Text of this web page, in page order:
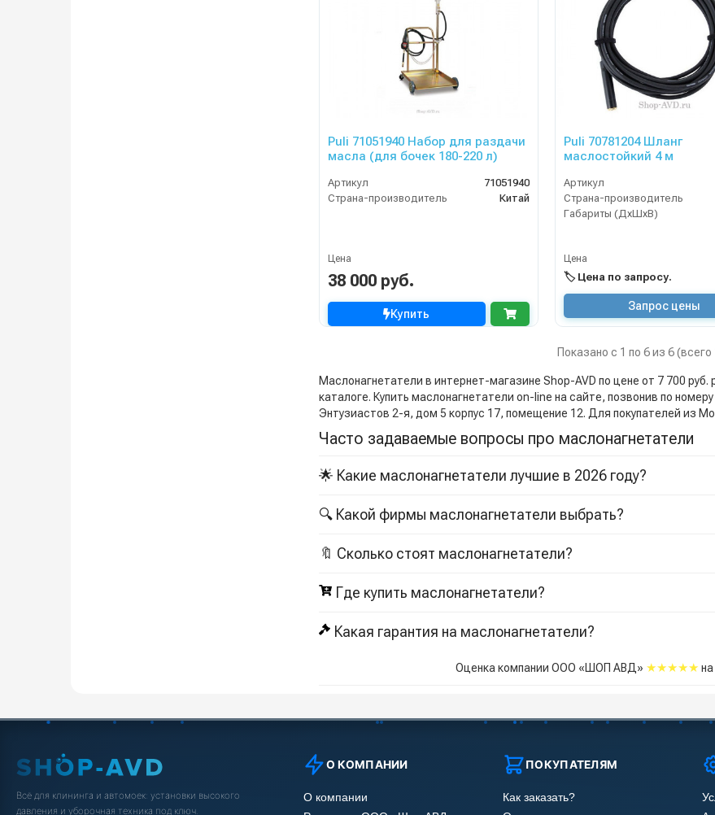
Puli 71051940 Набор для раздачи
масла (для бочек 180-220 л)
Артикул
71051940
Страна-производитель
Китай
Цена
38 000 руб.
Купить
Puli 70781204 Шланг
маслостойкий 4 м
Артикул
Страна-производитель
Габариты (ДхШхВ)
Цена
🏷️ Цена по запросу.
Запрос цены
Показано с 1 по 6 из 6
Маслонагнетатели в интернет-магазине Shop-AVD по цене от 7 700 руб.
каталоге. Купить маслонагнетатели on-line на сайте, позвонив по
Энтузиастов 2-я, дом 5 корпус 17, помещение 12. Для покупателей из
Часто задаваемые вопросы про маслонагнетатели
🌟 Какие маслонагнетатели лучшие в 2026 году?
🔍 Какой фирмы маслонагнетатели выбрать?
🔖 Сколько стоят маслонагнетатели?
Где купить маслонагнетатели?
Какая гарантия на маслонагнетатели?
Оценка компании ООО «ШОП АВД» ★★★★★
Всё для клининга и автомоек: установки высокого
давления и уборочная техника под ключ.
О КОМПАНИИ
О компании
ПОКУПАТЕЛЯМ
Как заказать?